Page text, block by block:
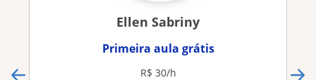
Ellen Sabriny
Primeira aula grátis
R$ 30/h